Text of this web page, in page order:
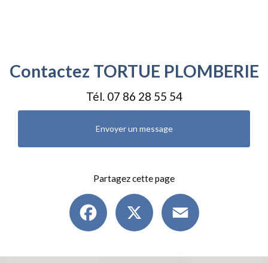
Contactez TORTUE PLOMBERIE
Tél. 07 86 28 55 54
Envoyer un message
Partagez cette page
Facebook